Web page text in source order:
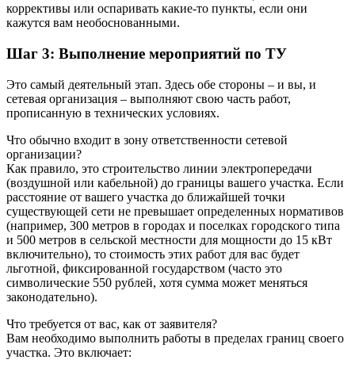
коррективы или оспаривать какие-то пункты, если они
кажутся вам необоснованными.
Шаг 3: Выполнение мероприятий по ТУ
Это самый деятельный этап. Здесь обе стороны – и вы, и
сетевая организация – выполняют свою часть работ,
прописанную в технических условиях.
Что обычно входит в зону ответственности сетевой
организации?
Как правило, это строительство линии электропередачи
(воздушной или кабельной) до границы вашего участка. Если
расстояние от вашего участка до ближайшей точки
существующей сети не превышает определенных нормативов
(например, 300 метров в городах и поселках городского типа
и 500 метров в сельской местности для мощности до 15 кВт
включительно), то стоимость этих работ для вас будет
льготной, фиксированной государством (часто это
символические 550 рублей, хотя сумма может меняться
законодательно).
Что требуется от вас, как от заявителя?
Вам необходимо выполнить работы в пределах границ своего
участка. Это включает: